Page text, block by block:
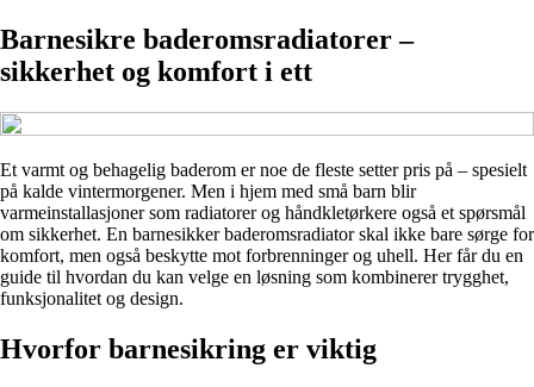
Barnesikre baderomsradiatorer –
sikkerhet og komfort i ett
Et varmt og behagelig baderom er noe de fleste setter pris på – spesielt
på kalde vintermorgener. Men i hjem med små barn blir
varmeinstallasjoner som radiatorer og håndkletørkere også et spørsmål
om sikkerhet. En barnesikker baderomsradiator skal ikke bare sørge for
komfort, men også beskytte mot forbrenninger og uhell. Her får du en
guide til hvordan du kan velge en løsning som kombinerer trygghet,
funksjonalitet og design.
Hvorfor barnesikring er viktig